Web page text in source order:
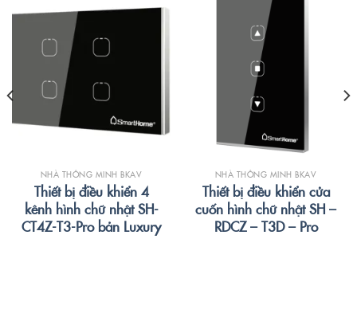
NHÀ THÔNG MINH BKAV
Thiết bị điều khiển 4
kênh hình chữ nhật SH-
CT4Z-T3-Pro bản Luxury
NHÀ THÔNG MINH BKAV
Thiết bị điều khiển cửa
cuốn hình chữ nhật SH –
RDCZ – T3D – Pro